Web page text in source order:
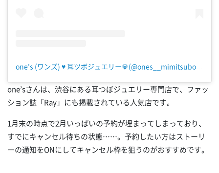
one’sさんは、渋谷にある耳つぼジュエリー専門店で、ファッ
ション誌「Ray」にも掲載されている人気店です。
1月末の時点で2月いっぱいの予約が埋まってしまっており、
すでにキャンセル待ちの状態……。予約したい方はストーリ
ーの通知をONにしてキャンセル枠を狙うのがおすすめです。